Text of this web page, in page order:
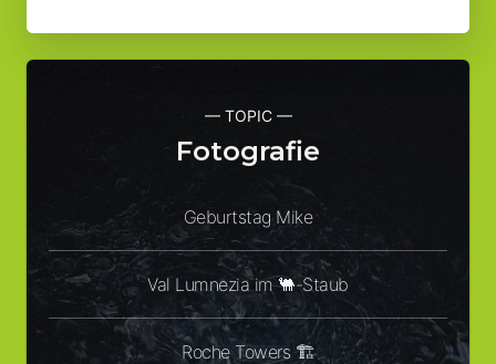
— TOPIC —
Fotografie
Geburtstag Mike
Val Lumnezia im 🐫-Staub
Roche Towers 🏗️